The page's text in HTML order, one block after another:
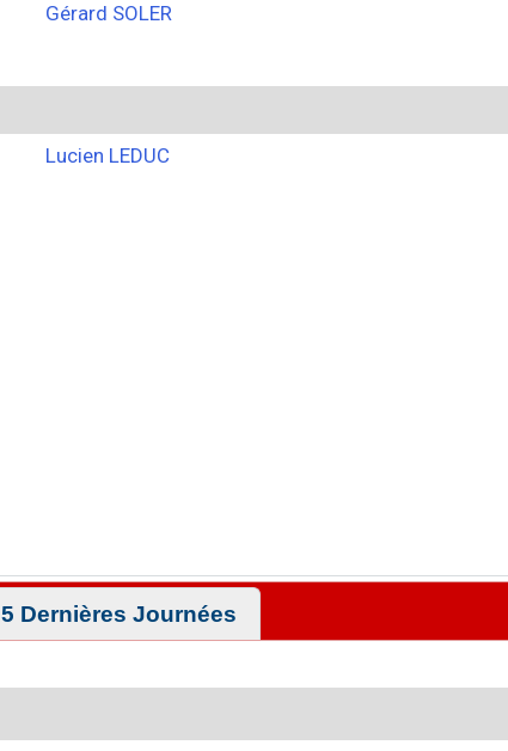
Gérard SOLER
Lucien LEDUC
5 Dernières Journées